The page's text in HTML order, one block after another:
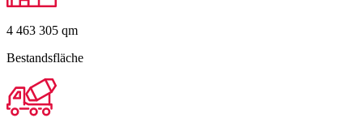
4 463 305 qm
Bestandsfläche